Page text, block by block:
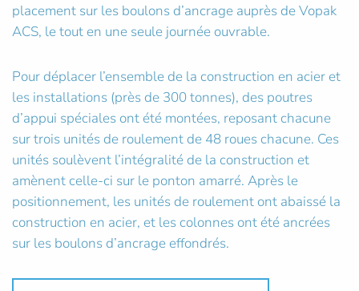
placement sur les boulons d’ancrage auprès de Vopak
ACS, le tout en une seule journée ouvrable.
Pour déplacer l’ensemble de la construction en acier et
les installations (près de 300 tonnes), des poutres
d’appui spéciales ont été montées, reposant chacune
sur trois unités de roulement de 48 roues chacune. Ces
unités soulèvent l’intégralité de la construction et
amènent celle-ci sur le ponton amarré. Après le
positionnement, les unités de roulement ont abaissé la
construction en acier, et les colonnes ont été ancrées
sur les boulons d’ancrage effondrés.